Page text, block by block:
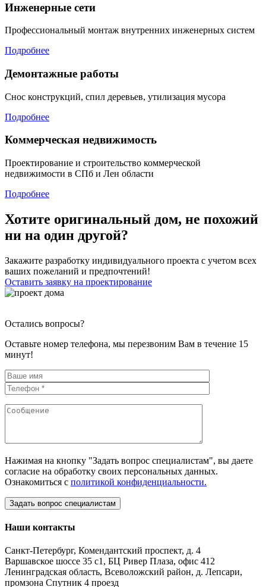
Инженерные сети
Профессиональный монтаж внутренних инженерных систем
Подробнее
Демонтажные работы
Снос конструкций, спил деревьев, утилизация мусора
Подробнее
Коммерческая недвижимость
Проектирование и строительство коммерческой
недвижимости в СПб и Лен области
Подробнее
Хотите оригинальный дом, не похожий
ни на один другой?
Закажите разработку индивидуального проекта с учетом всех
ваших пожеланий и предпочтений!
Оставить заявку на проектирование
Остались вопросы?
Оставьте номер телефона, мы перезвоним Вам в течение 15
минут!
Нажимая на кнопку "Задать вопрос специалистам", вы даете
согласие на обработку своих персональных данных.
Ознакомиться с политикой конфиденциальности.
Наши контакты
Санкт-Петербург, Комендантский проспект, д. 4
Варшавское шоссе 35 с1, БЦ Ривер Плаза, офис 412
Ленинградская область, Всеволожский район, д. Лепсари,
промзона Спутник 4 проезд